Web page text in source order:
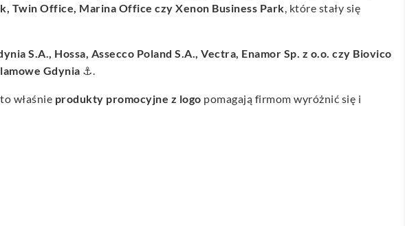
Twin Office, Marina Office czy Xenon Business Park, które stały się
S.A., Hossa, Assecco Poland S.A., Vectra, Enamor Sp. z o.o. czy Biovico
Gdynia ⚓.
właśnie produkty promocyjne z logo pomagają firmom wyróżnić się i